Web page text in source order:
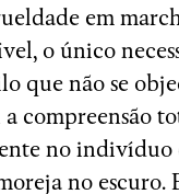
em
o único
que não se
compreensão
no indivíduo
no escuro.